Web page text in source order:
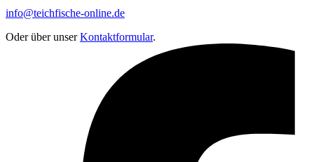
info@teichfische-online.de
Oder über unserKontaktformular.